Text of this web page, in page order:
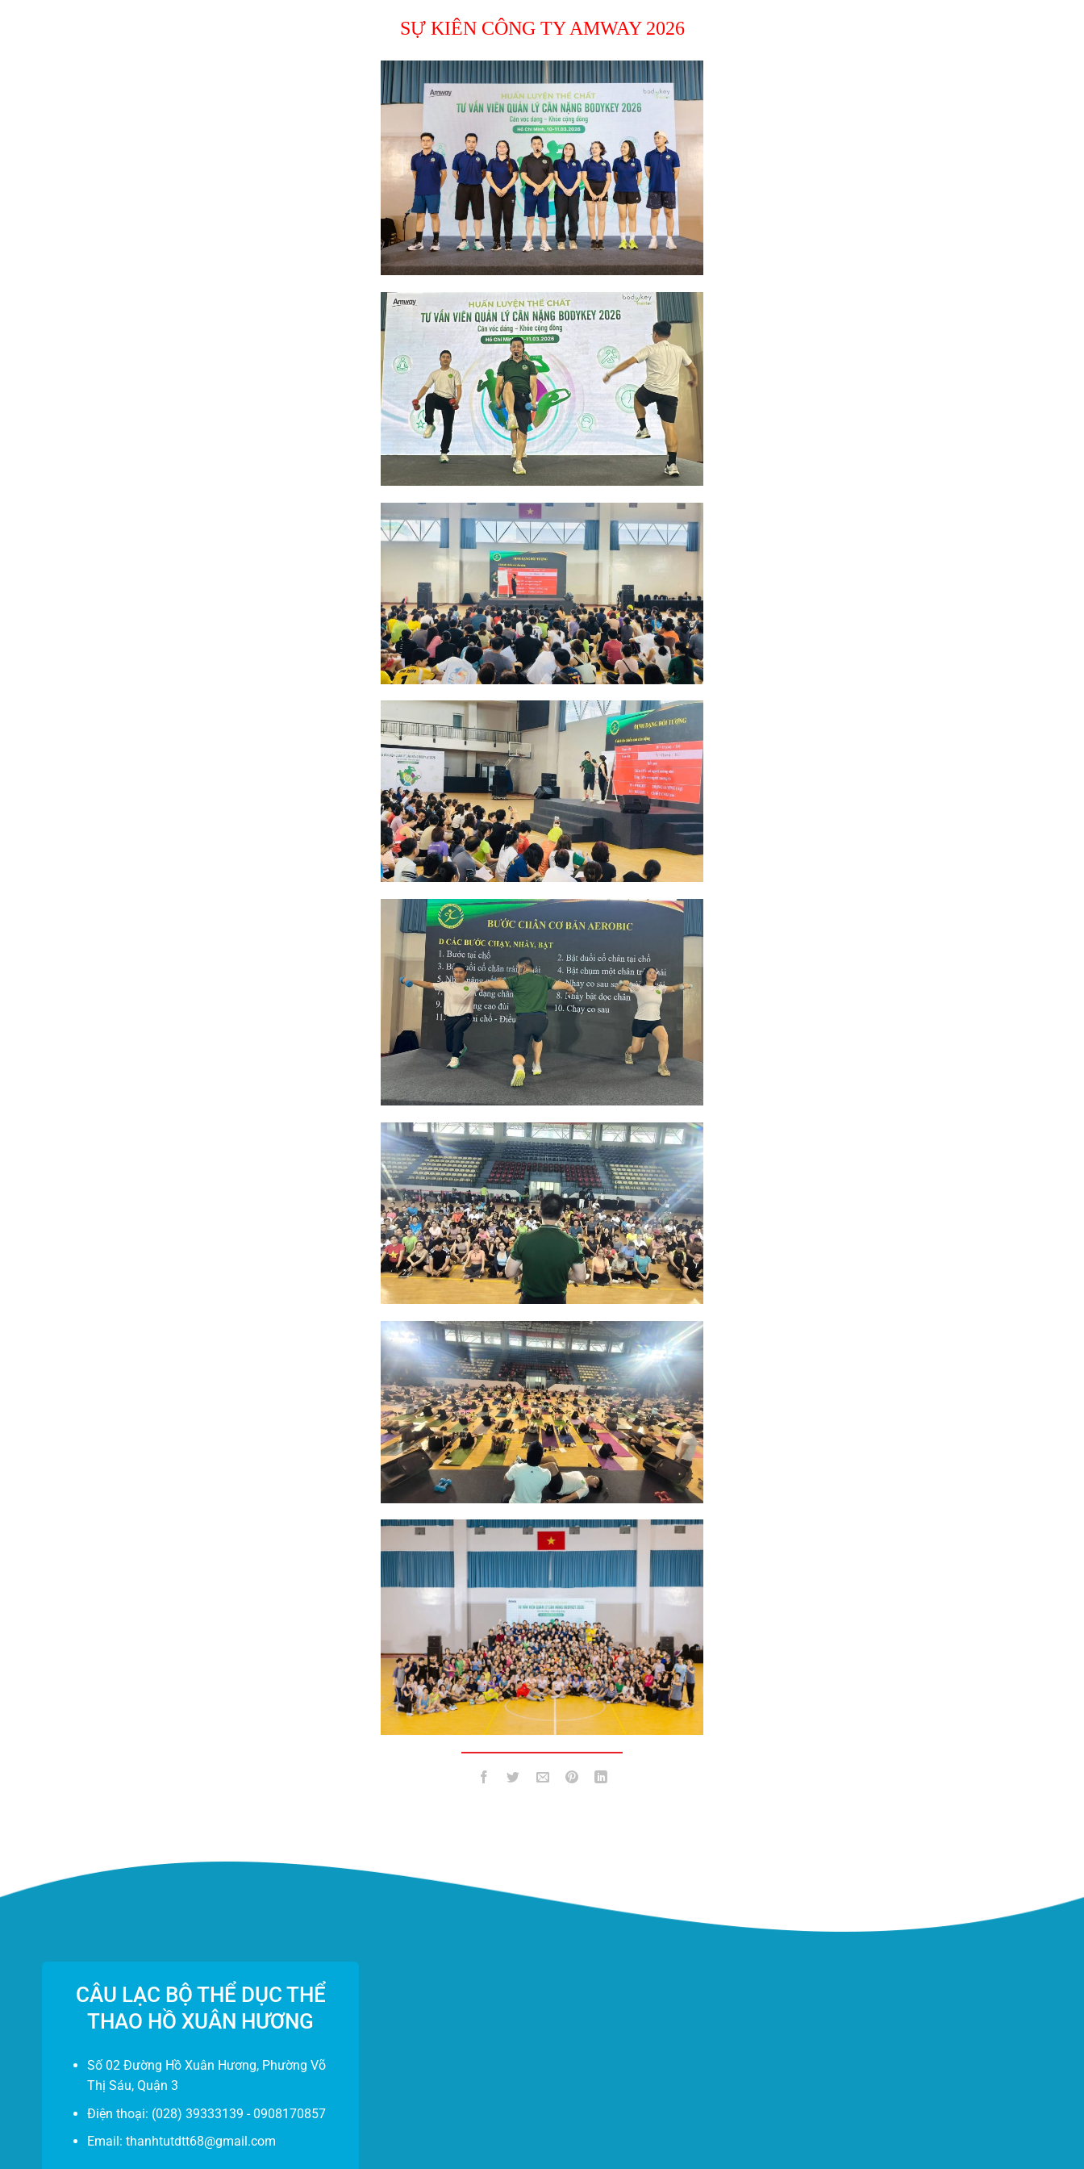
SỰ KIÊN CÔNG TY AMWAY 2026
CÂU LẠC BỘ THỂ DỤC THỂ
THAO HỒ XUÂN HƯƠNG
Số 02 Đường Hồ Xuân Hương, Phường Võ
Thị Sáu, Quận 3
Điện thoại: (028) 39333139 - 0908170857
Email: thanhtutdtt68@gmail.com